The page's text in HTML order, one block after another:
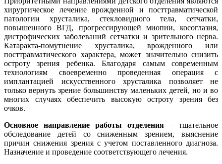
хирургическое лечение врожденной и посттравматической
патологии хрусталика, стекловидного тела, сетчатки,
повышенного ВГД, прогрессирующей миопии, косоглазия,
дистрофических заболеваний сетчатки и зрительного нерва.
Катаракта-помутнение хрусталика, врожденного или
посттравматического характера, может значительно снизить
остроту зрения ребенка. Благодаря самым современным
технологиям своевременно проведенная операция с
имплантацией искусственного хрусталика позволяет не
только вернуть зрение большинству маленьких детей, но и во
многих случаях обеспечить высокую остроту зрения без
очков.
Основное направление работы отделения – тщательное
обследование детей со сниженным зрением, выяснение
причин снижения зрения с учетом поставленного диагноза.
Назначение и проведение соответствующего лечения.